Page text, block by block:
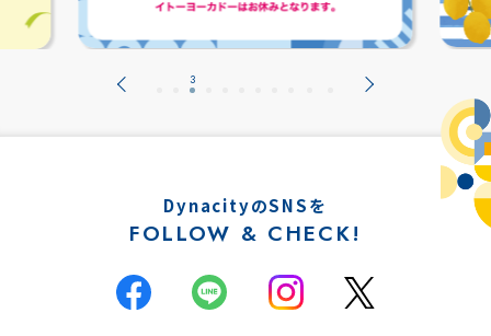
DynacityのSNSを
FOLLOW & CHECK!